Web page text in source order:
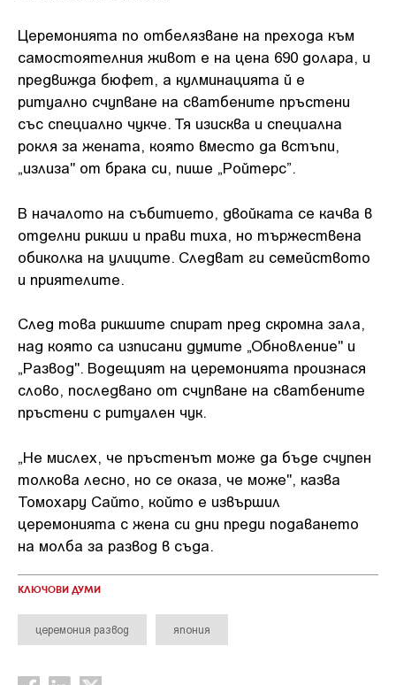
Церемонията по отбелязване на прехода към
самостоятелния живот е на цена 690 долара, и
предвижда бюфет, а кулминацията й е
ритуално счупване на сватбените пръстени
със специално чукче. Тя изисква и специална
рокля за жената, която вместо да встъпи,
„излиза" от брака си, пише „Ройтерс”.
В началото на събитието, двойката се качва в
отделни рикши и прави тиха, но тържествена
обиколка на улиците. Следват ги семейството
и приятелите.
След това рикшите спират пред скромна зала,
над която са изписани думите „Обновление" и
„Развод". Водещият на церемонията произнася
слово, последвано от счупване на сватбените
пръстени с ритуален чук.
„Не мислех, че пръстенът може да бъде счупен
толкова лесно, но се оказа, че може", казва
Томохару Сайто, който е извършил
церемонията с жена си дни преди подаването
на молба за развод в съда.
КЛЮЧОВИ ДУМИ
церемония развод япония